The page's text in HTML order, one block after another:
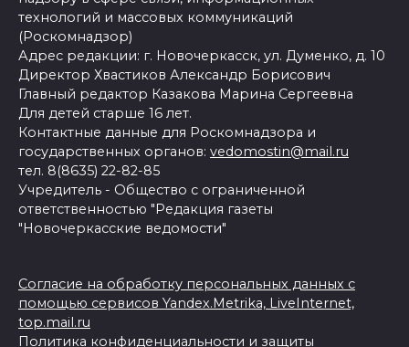
технологий и массовых коммуникаций
(Роскомнадзор)
Адрес редакции: г. Новочеркасск, ул. Думенко, д. 10
Директор Хвастиков Александр Борисович
Главный редактор Казакова Марина Сергеевна
Для детей старше 16 лет.
Контактные данные для Роскомнадзора и
государственных органов: vedomostin@mail.ru
тел. 8(8635) 22-82-85
Учредитель - Общество с ограниченной
ответственностью "Редакция газеты
"Новочеркасские ведомости"
Согласие на обработку персональных данных с
помощью сервисов Yandex.Metrika, LiveInternet,
top.mail.ru
Политика конфиденциальности и защиты